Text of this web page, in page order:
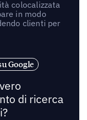
colocalizzata
in modo
clienti per
Google
di ricerca